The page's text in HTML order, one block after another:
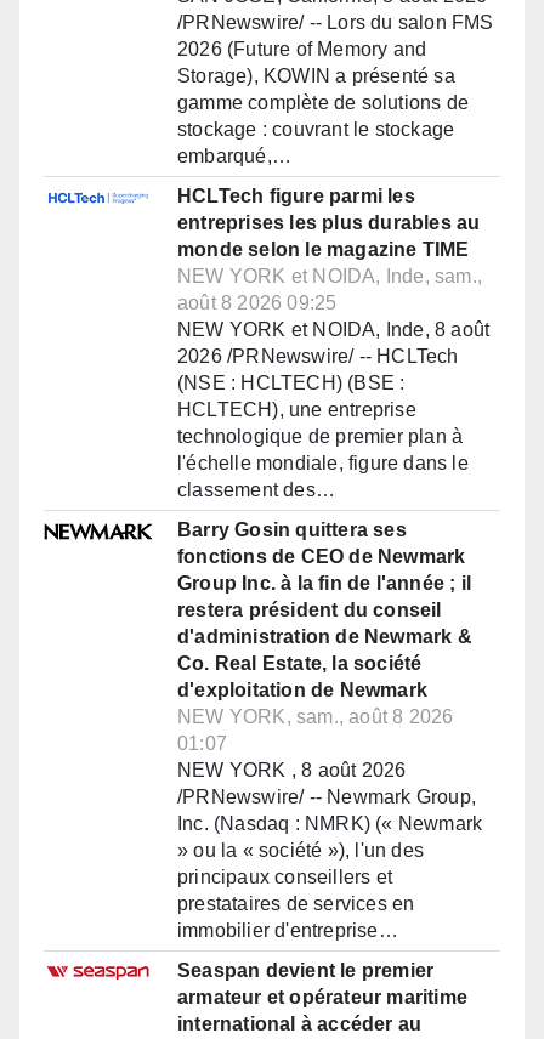
/PRNewswire/ -- Lors du salon FMS
2026 (Future of Memory and
Storage), KOWIN a présenté sa
gamme complète de solutions de
stockage : couvrant le stockage
embarqué,…
HCLTech figure parmi les
entreprises les plus durables au
monde selon le magazine TIME
NEW YORK et NOIDA, Inde, sam.,
août 8 2026 09:25
NEW YORK et NOIDA, Inde, 8 août
2026 /PRNewswire/ -- HCLTech
(NSE : HCLTECH) (BSE :
HCLTECH), une entreprise
technologique de premier plan à
l'échelle mondiale, figure dans le
classement des…
Barry Gosin quittera ses
fonctions de CEO de Newmark
Group Inc. à la fin de l'année ; il
restera président du conseil
d'administration de Newmark &
Co. Real Estate, la société
d'exploitation de Newmark
NEW YORK, sam., août 8 2026
01:07
NEW YORK , 8 août 2026
/PRNewswire/ -- Newmark Group,
Inc. (Nasdaq : NMRK) (« Newmark
» ou la « société »), l'un des
principaux conseillers et
prestataires de services en
immobilier d'entreprise…
Seaspan devient le premier
armateur et opérateur maritime
international à accéder au